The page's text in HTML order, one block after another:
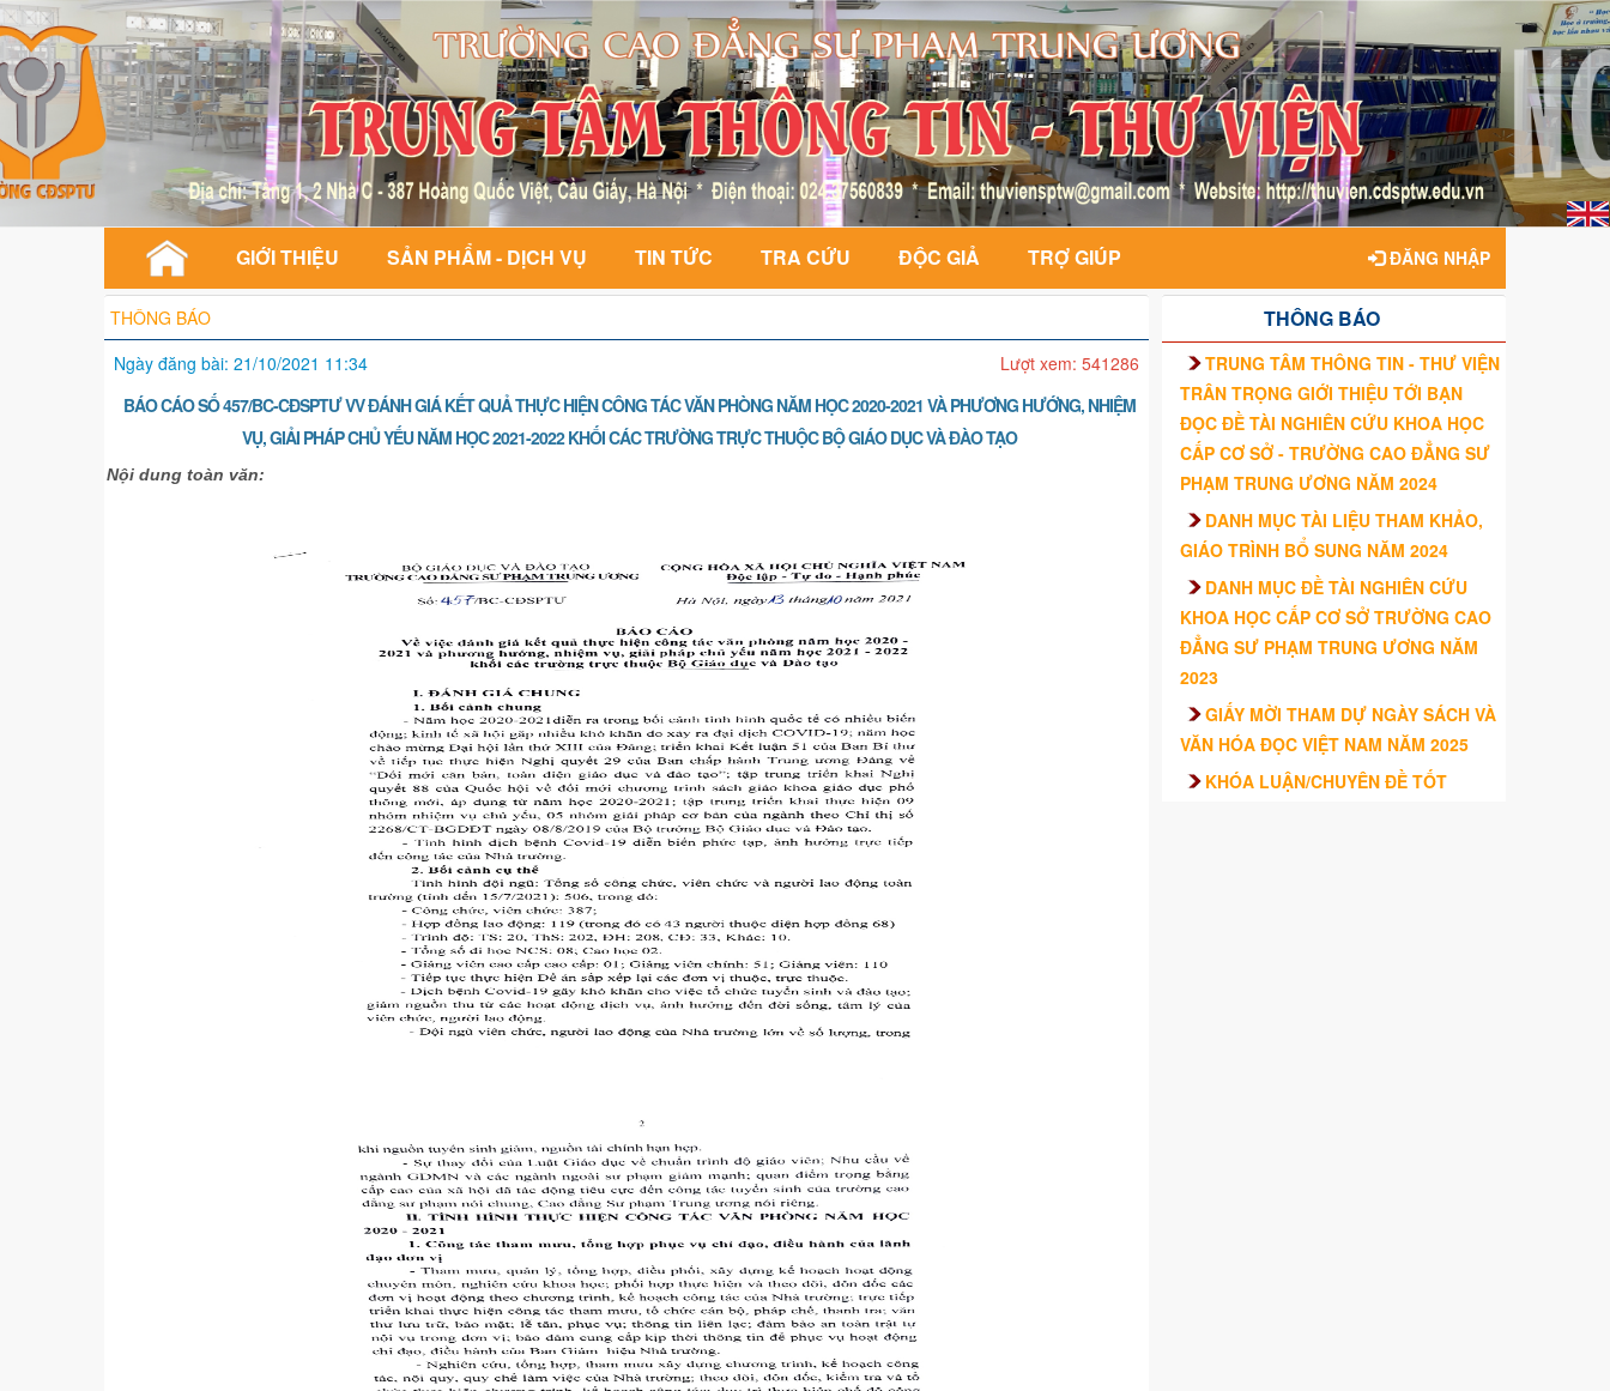
GIỚI THIỆU SẢN PHẨM - DỊCH VỤ TIN TỨC TRA CỨU ĐỘC GIẢ TRỢ GIÚP ĐĂNG NHẬP
THÔNG BÁO
Ngày đăng bài: 21/10/2021 11:34
Lượt xem: 541286
BÁO CÁO SỐ 457/BC-CĐSPTƯ VV ĐÁNH GIÁ KẾT QUẢ THỰC HIỆN CÔNG TÁC VĂN PHÒNG NĂM HỌC 2020-2021 VÀ PHƯƠNG HƯỚNG, NHIỆM
VỤ, GIẢI PHÁP CHỦ YẾU NĂM HỌC 2021-2022 KHỐI CÁC TRƯỜNG TRỰC THUỘC BỘ GIÁO DỤC VÀ ĐÀO TẠO
Nội dung toàn văn:
THÔNG BÁO
TRUNG TÂM THÔNG TIN - THƯ VIỆN
TRÂN TRỌNG GIỚI THIỆU TỚI BẠN
ĐỌC ĐỀ TÀI NGHIÊN CỨU KHOA HỌC
CẤP CƠ SỞ - TRƯỜNG CAO ĐẲNG SƯ
PHẠM TRUNG ƯƠNG NĂM 2024
DANH MỤC TÀI LIỆU THAM KHẢO,
GIÁO TRÌNH BỔ SUNG NĂM 2024
DANH MỤC ĐỀ TÀI NGHIÊN CỨU
KHOA HỌC CẤP CƠ SỞ TRƯỜNG CAO
ĐẲNG SƯ PHẠM TRUNG ƯƠNG NĂM
2023
GIẤY MỜI THAM DỰ NGÀY SÁCH VÀ
VĂN HÓA ĐỌC VIỆT NAM NĂM 2025
KHÓA LUẬN/CHUYÊN ĐỀ TỐT